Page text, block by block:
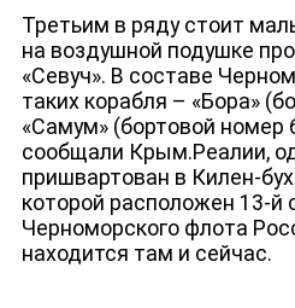
Третьим в ряду стоит
на воздушной подушке
«Севуч». В составе
таких корабля – «Бора»
«Самум» (бортовой номер
сообщали Крым.Реалии,
пришвартован в Килен-
которой расположен 13-
Черноморского флота
находится там и сейчас.